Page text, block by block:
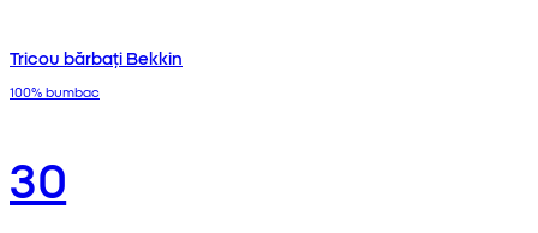
Tricou bărbați Bekkin
100% bumbac
30